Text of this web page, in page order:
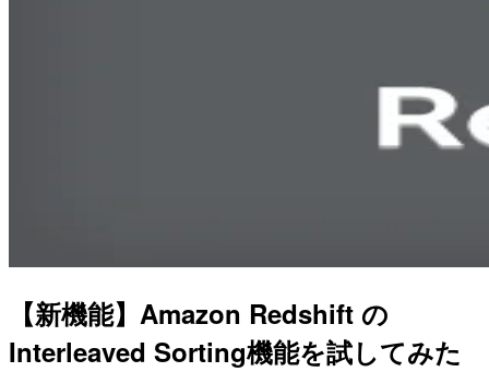
【新機能】Amazon Redshift の
Interleaved Sorting機能を試してみた